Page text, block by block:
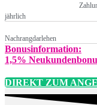
jährlich
Nachrangdarlehen
Bonusinformation:
1,5%
DIREKT ZUM